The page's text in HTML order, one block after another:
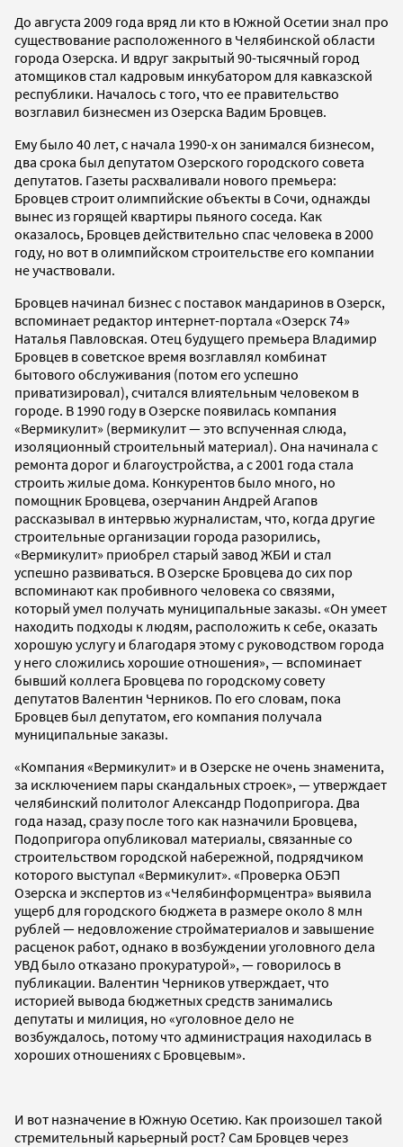
До августа 2009 года вряд ли кто в Южной Осетии знал про
существование расположенного в Челябинской области
города Озерска. И вдруг закрытый 90-тысячный город
атомщиков стал кадровым инкубатором для кавказской
республики. Началось с того, что ее правительство
возглавил бизнесмен из Озерска Вадим Бровцев.
Ему было 40 лет, с начала 1990-х он занимался бизнесом,
два срока был депутатом Озерского городского совета
депутатов. Газеты расхваливали нового премьера:
Бровцев строит олимпийские объекты в Сочи, однажды
вынес из горящей квартиры пьяного соседа. Как
оказалось, Бровцев действительно спас человека в 2000
году, но вот в олимпийском строительстве его компании
не участвовали.
Бровцев начинал бизнес с поставок мандаринов в Озерск,
вспоминает редактор интернет-портала «Озерск 74»
Наталья Павловская. Отец будущего премьера Владимир
Бровцев в советское время возглавлял комбинат
бытового обслуживания (потом его успешно
приватизировал), считался влиятельным человеком в
городе. В 1990 году в Озерске появилась компания
«Вермикулит» (вермикулит — это вспученная слюда,
изоляционный строительный материал). Она начинала с
ремонта дорог и благоустройства, а с 2001 года стала
строить жилые дома. Конкурентов было много, но
помощник Бровцева, озерчанин Андрей Агапов
рассказывал в интервью журналистам, что, когда другие
строительные организации города разорились,
«Вермикулит» приобрел старый завод ЖБИ и стал
успешно развиваться. В Озерске Бровцева до сих пор
вспоминают как пробивного человека со связями,
который умел получать муниципальные заказы. «Он умеет
находить подходы к людям, расположить к себе, оказать
хорошую услугу и благодаря этому с руководством города
у него сложились хорошие отношения», — вспоминает
бывший коллега Бровцева по городскому совету
депутатов Валентин Черников. По его словам, пока
Бровцев был депутатом, его компания получала
муниципальные заказы.
«Компания «Вермикулит» и в Озерске не очень знаменита,
за исключением пары скандальных строек», — утверждает
челябинский политолог Александр Подопригора. Два
года назад, сразу после того как назначили Бровцева,
Подопригора опубликовал материалы, связанные со
строительством городской набережной, подрядчиком
которого выступал «Вермикулит». «Проверка ОБЭП
Озерска и экспертов из «Челябинформцентра» выявила
ущерб для городского бюджета в размере около 8 млн
рублей — недовложение стройматериалов и завышение
расценок работ, однако в возбуждении уголовного дела
УВД было отказано прокуратурой», — говорилось в
публикации. Валентин Черников утверждает, что
историей вывода бюджетных средств занимались
депутаты и милиция, но «уголовное дело не
возбуждалось, потому что администрация находилась в
хороших отношениях с Бровцевым».
И вот назначение в Южную Осетию. Как произошел такой
стремительный карьерный рост? Сам Бровцев через